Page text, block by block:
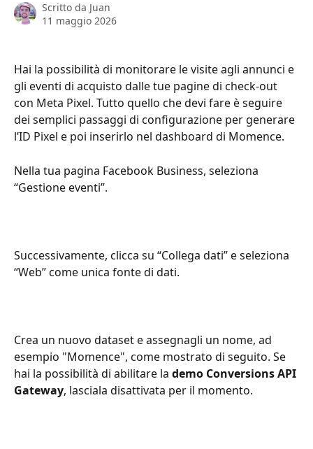
Scritto da Juan
11 maggio 2026
Hai la possibilità di monitorare le visite agli annunci e
gli eventi di acquisto dalle tue pagine di check-out
con Meta Pixel. Tutto quello che devi fare è seguire
dei semplici passaggi di configurazione per generare
l’ID Pixel e poi inserirlo nel dashboard di Momence.
Nella tua pagina Facebook Business, seleziona
“Gestione eventi”.
Successivamente, clicca su “Collega dati” e seleziona
“Web” come unica fonte di dati.
Crea un nuovo dataset e assegnagli un nome, ad
esempio "Momence", come mostrato di seguito. Se
hai la possibilità di abilitare la demo Conversions API
Gateway, lasciala disattivata per il momento.